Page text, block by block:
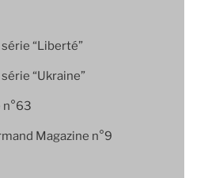
“Liberté”
“Ukraine”
n°63
Magazine n°9